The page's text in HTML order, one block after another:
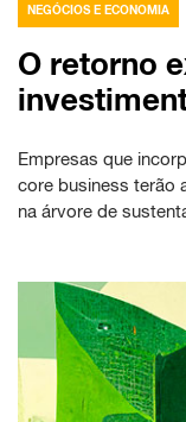
NEGÓCIOS E ECONOMIA
O retorno
Empresas que
core business terão
na árvore de